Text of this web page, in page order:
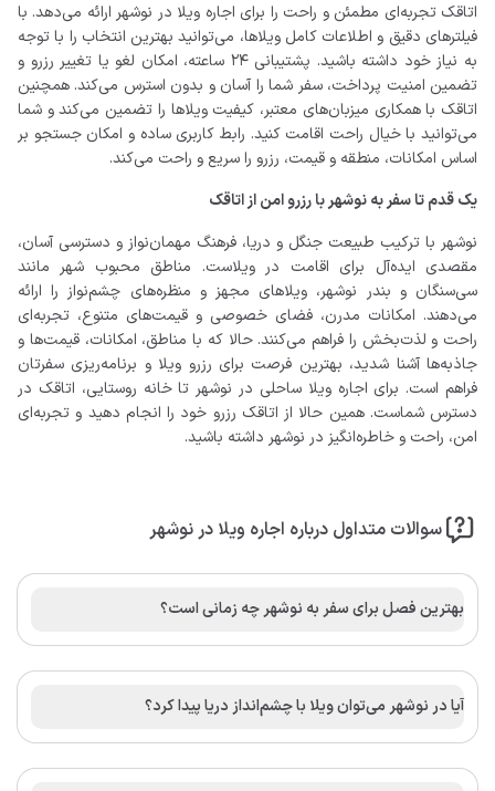
اتاقک تجربه‌ای مطمئن و راحت را برای اجاره ویلا در نوشهر ارائه می‌دهد. با
فیلترهای دقیق و اطلاعات کامل ویلاها، می‌توانید بهترین انتخاب را با توجه
به نیاز خود داشته باشید. پشتیبانی ۲۴ ساعته، امکان لغو یا تغییر رزرو و
تضمین امنیت پرداخت، سفر شما را آسان و بدون استرس می‌کند. همچنین
اتاقک با همکاری میزبان‌های معتبر، کیفیت ویلاها را تضمین می‌کند و شما
می‌توانید با خیال راحت اقامت کنید. رابط کاربری ساده و امکان جستجو بر
اساس امکانات، منطقه و قیمت، رزرو را سریع و راحت می‌کند.
یک قدم تا سفر به نوشهر با رزرو امن از اتاقک
نوشهر با ترکیب طبیعت جنگل و دریا، فرهنگ مهمان‌نواز و دسترسی آسان،
مقصدی ایده‌آل برای اقامت در ویلاست. مناطق محبوب شهر مانند
سی‌سنگان و بندر نوشهر، ویلاهای مجهز و منظره‌های چشم‌نواز را ارائه
می‌دهند. امکانات مدرن، فضای خصوصی و قیمت‌های متنوع، تجربه‌ای
راحت و لذت‌بخش را فراهم می‌کنند. حالا که با مناطق، امکانات، قیمت‌ها و
جاذبه‌ها آشنا شدید، بهترین فرصت برای رزرو ویلا و برنامه‌ریزی سفرتان
فراهم است. برای اجاره ویلا ساحلی در نوشهر تا خانه روستایی، اتاقک در
دسترس شماست. همین حالا از اتاقک رزرو خود را انجام دهید و تجربه‌ای
امن، راحت و خاطره‌انگیز در نوشهر داشته باشید.
سوالات متداول درباره اجاره ویلا در نوشهر
بهترین فصل برای سفر به نوشهر چه زمانی است؟
آیا در نوشهر می‌توان ویلا با چشم‌انداز دریا پیدا کرد؟